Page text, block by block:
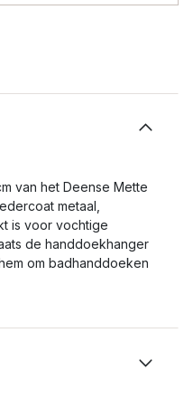
van het Deense Mette
metaal,
is voor vochtige
de handdoekhanger
om badhanddoeken